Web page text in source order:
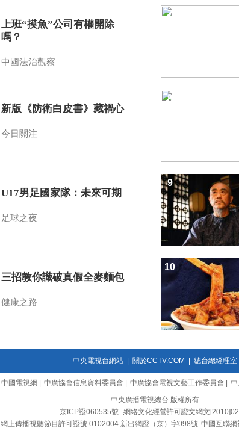
上班“摸魚”公司有權開除
嗎？
中國法治觀察
新版《防衛白皮書》藏禍心
今日關注
U17男足國家隊：未來可期
足球之夜
三招教你識破真假全麥麵包
健康之路
7
8
9
10
中央電視台網站| 關於CCTV.COM 總台總經理室
中國電視網 中廣協會信息資料委員會 中廣協會電視文藝工作委員會
中央廣播電視總台 版權所有
京ICP證060535號
網絡文化經營許可證文網文
網上傳播視聽節目許可證號 0102004 新出網證（京）字098號 中國互聯網